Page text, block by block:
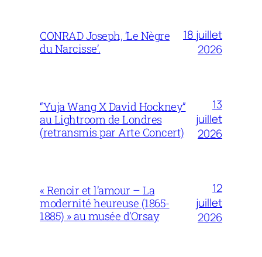
CONRAD Joseph, ‘Le Nègre
du Narcisse’.
18 juillet
2026
“Yuja Wang X David Hockney”
au Lightroom de Londres
(retransmis par Arte Concert)
13
juillet
2026
« Renoir et l’amour – La
modernité heureuse (1865-
1885) » au musée d’Orsay
12
juillet
2026